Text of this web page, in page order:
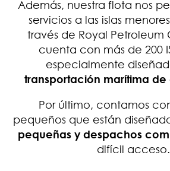
Además, nuestra flota nos
servicios a las islas
través de Royal Petroleum
cuenta con más de 200
especialmente
transportación marítima de
Por último, contamos
pequeños que están
pequeñas y despachos
difícil acceso.